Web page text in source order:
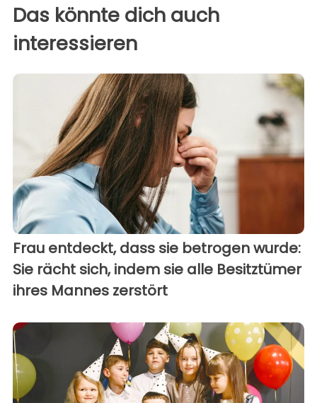
Das könnte dich auch
interessieren
Frau entdeckt, dass sie betrogen wurde:
Sie rächt sich, indem sie alle Besitztümer
ihres Mannes zerstört